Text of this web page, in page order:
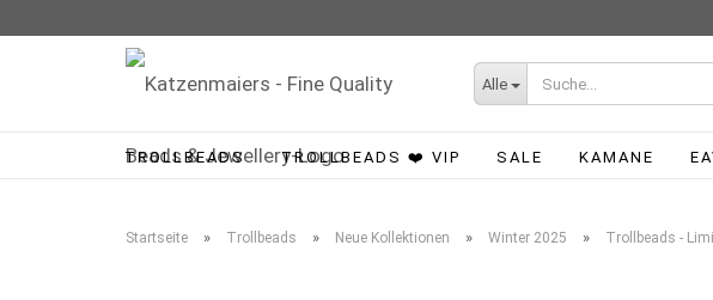
Alle
TROLLBEADS TROLLBEADS ❤️ VIP SALE KAMANE
Startseite » Trollbeads » Neue Kollektionen » Winter 2025 » Trollbeads -